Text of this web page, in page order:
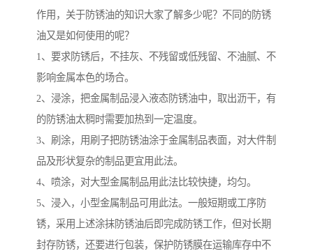
作用，关于防锈油的知识大家了解多少呢？不同的防锈
油又是如何使用的呢？
1、要求防锈后，不挂灰、不残留或低残留、不油腻、不
影响金属本色的场合。
2、浸涂，把金属制品浸入液态防锈油中，取出沥干，有
的防锈油太稠时需要加热到一定温度。
3、刷涂，用刷子把防锈油涂于金属制品表面，对大件制
品及形状复杂的制品更宜用此法。
4、喷涂，对大型金属制品用此法比较快捷，均匀。
5、浸入，小型金属制品可用此法。一般短期或工序防
锈，采用上述涂抹防锈油后即完成防锈工作，但对长期
封存防锈，还要进行包装，保护防锈膜在运输库存中不